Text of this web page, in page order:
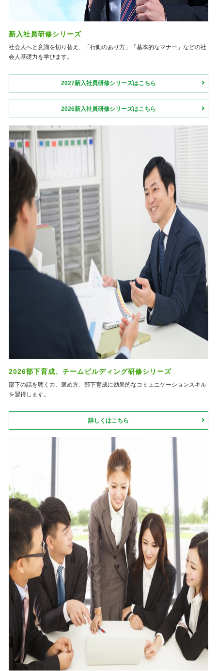
新入社員研修シリーズ
社会人へと意識を切り替え、「行動のあり方」「基本的なマナー」などの社
会人基礎力を学びます。
2027新入社員研修シリーズはこちら
2026新入社員研修シリーズはこちら
2026部下育成、チームビルディング研修シリーズ
部下の話を聴く力、褒め方、部下育成に効果的なコミュニケーションスキル
を習得します。
詳しくはこちら